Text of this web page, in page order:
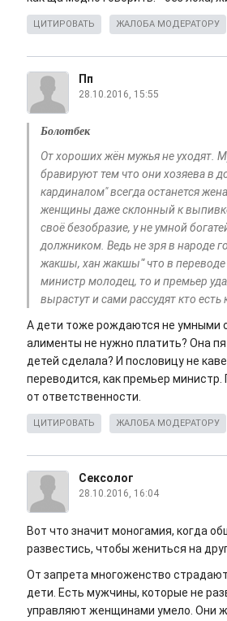
ЦИТИРОВАТЬ ЖАЛОБА МОДЕРАТОРУ
Пп
28.10.2016, 15:55
Болотбек
От хороших жён мужья не уходят.
бравируют тем что они хозяева в
кардиналом" всегда останется
женщины даже склонный к
своё безобразие, у не умной
должником. Ведь не зря в народе
жакшы, хан жакшы"' что в переводе
министр молодец, то и премьер
вырастут и сами рассудят кто есть
А дети тоже рождаются не умными
алименты не нужно платить? Она
детей сделала? И пословицу не
переводится, как премьер
от ответственности.
ЦИТИРОВАТЬ ЖАЛОБА МОДЕРАТОРУ
Сексолог
28.10.2016, 16:04
Вот что значит моногамия, когда
развестись, чтобы жениться на
От запрета многоженство
дети. Есть мужчины, которые не
управляют женщинами умело. Они